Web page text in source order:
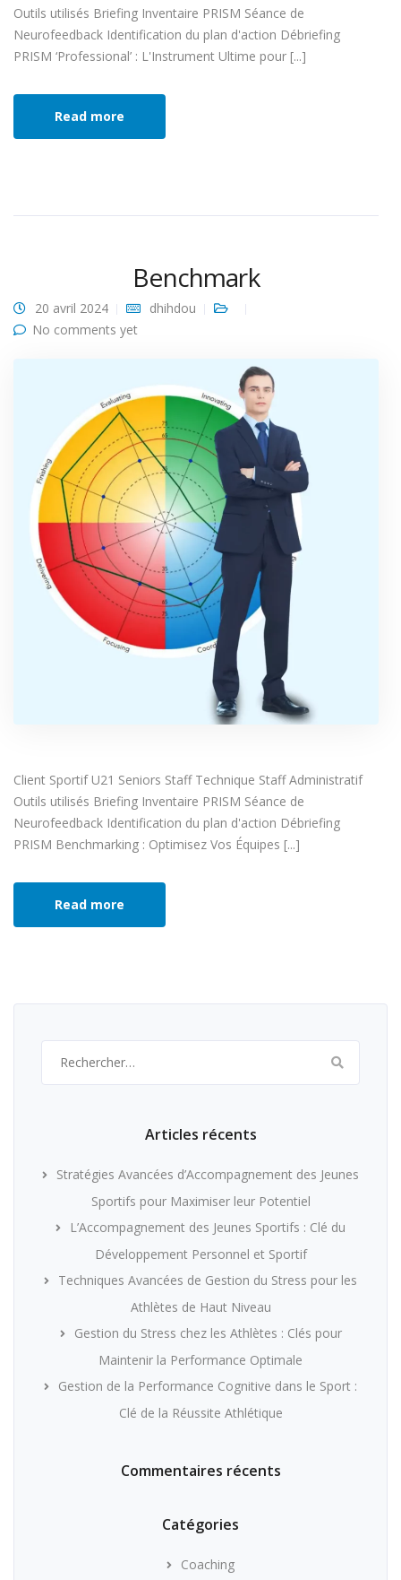
Outils utilisés Briefing Inventaire PRISM Séance de
Neurofeedback Identification du plan d'action Débriefing
PRISM ‘Professional’ : L'Instrument Ultime pour [...]
Read more
Benchmark
20 avril 2024
dhihdou
No comments yet
Client Sportif U21 Seniors Staff Technique Staff Administratif
Outils utilisés Briefing Inventaire PRISM Séance de
Neurofeedback Identification du plan d'action Débriefing
PRISM Benchmarking : Optimisez Vos Équipes [...]
Read more
Articles récents
Stratégies Avancées d’Accompagnement des Jeunes
Sportifs pour Maximiser leur Potentiel
L’Accompagnement des Jeunes Sportifs : Clé du
Développement Personnel et Sportif
Techniques Avancées de Gestion du Stress pour les
Athlètes de Haut Niveau
Gestion du Stress chez les Athlètes : Clés pour
Maintenir la Performance Optimale
Gestion de la Performance Cognitive dans le Sport :
Clé de la Réussite Athlétique
Commentaires récents
Catégories
Coaching